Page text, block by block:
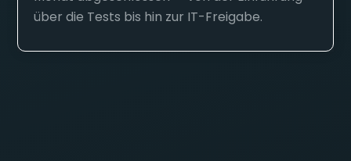
über die Tests bis hin zur IT-Freigabe.